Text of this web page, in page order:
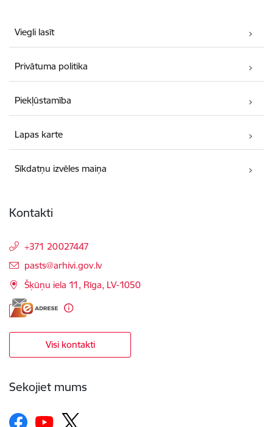
Viegli lasīt
Privātuma politika
Piekļūstamība
Lapas karte
Sīkdatņu izvēles maiņa
Kontakti
+371 20027447
E-pasts:
pasts@arhivi.gov.lv
Šķūņu iela 11, Rīga, LV-1050
Visi kontakti
Sekojiet mums